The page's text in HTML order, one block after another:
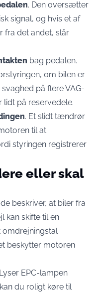
. Den oversætter
signal, og hvis et af
fra det andet, slår
bag pedalen.
om bilen er
på flere VAG-
lidt på reservedele.
. Et slidt tændrør
til at
styringen registrerer
eller skal
beskriver, at biler fra
kan skifte til en
omdrejningstal
beskytter motoren
EPC-lampen
du roligt køre til